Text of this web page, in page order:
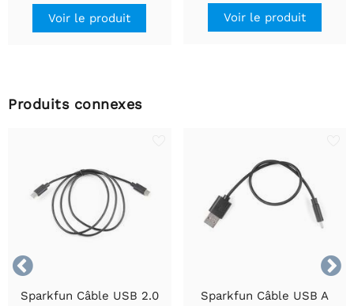
Voir le produit Voir le produit
Produits connexes


Sparkfun Câble USB 2.0
Sparkfun Câble USB A